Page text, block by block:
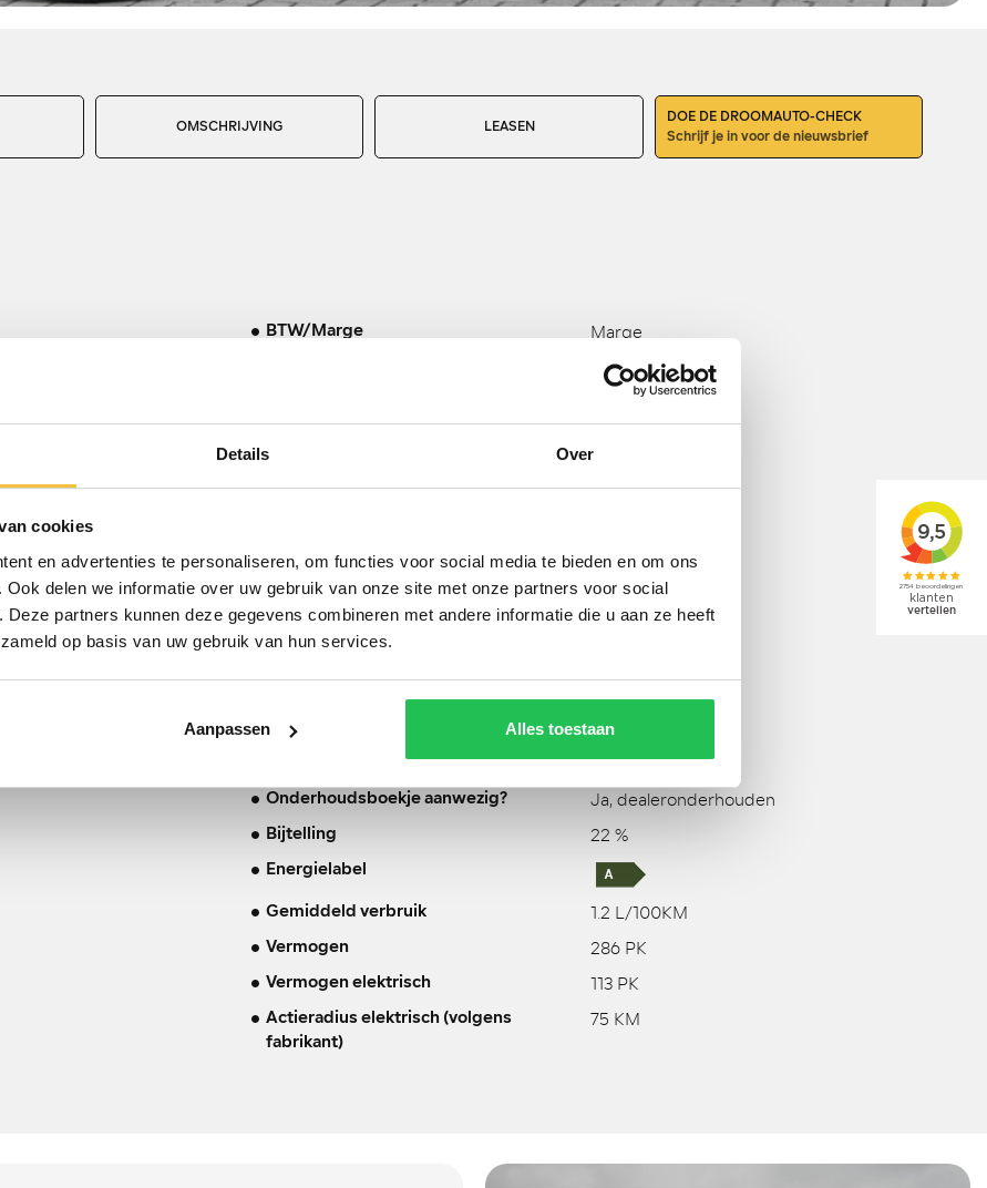
Details Over
cookies
en advertenties te personaliseren, om functies voor social media te bieden en om ons
delen we informatie over uw gebruik van onze site met onze partners voor social
Deze partners kunnen deze gegevens combineren met andere informatie die u aan ze heeft
op basis van uw gebruik van hun services.
Aanpassen Alles toestaan
OMSCHRIJVING LEASEN
DOE DE DROOMAUTO-CHECK
Schrijf je in voor de nieuwsbrief
BTW/Marge Marge
Topsnelheid 205 km/h
Carrosserie SUV
Tankinhoud 69 Liter
2700 KG
Laadvermogen 740 KG
tot 07-07-2028
Onderhoudsboekje aanwezig? Ja, dealeronderhouden
Bijtelling 22 %
Energielabel
Gemiddeld verbruik 1.2 L/100KM
Vermogen 286 PK
Vermogen elektrisch 113 PK
Actieradius elektrisch (volgens
fabrikant)
75 KM